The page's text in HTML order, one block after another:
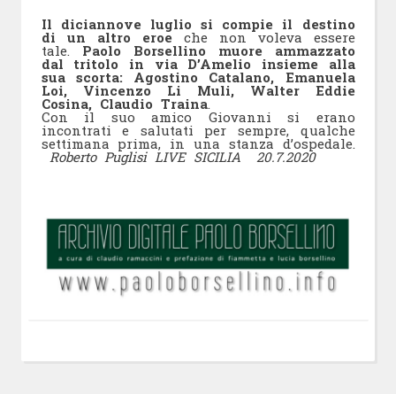
Il diciannove luglio si compie il destino
di un altro eroe che non voleva essere
tale. Paolo Borsellino muore ammazzato
dal tritolo in via D’Amelio insieme alla
sua scorta: Agostino Catalano, Emanuela
Loi, Vincenzo Li Muli, Walter Eddie
Cosina, Claudio Traina.
Con il suo amico Giovanni si erano
incontrati e salutati per sempre, qualche
settimana prima, in una stanza d’ospedale.
Roberto Puglisi LIVE SICILIA 20.7.2020